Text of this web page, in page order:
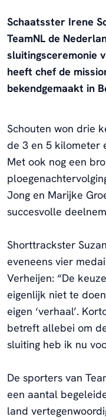
Schaatsster Irene
TeamNL de
sluitingsceremonie
heeft chef de
bekendgemaakt in
Schouten won drie
de 3 en 5 kilometer
Met ook nog een
Jong en Marijke
succesvolle
Shorttrackster
eveneens vier
Verheijen: “De
eigenlijk niet te
eigen ‘verhaal’.
betreft allebei om
sluiting heb ik nu
De sporters van
een aantal
land